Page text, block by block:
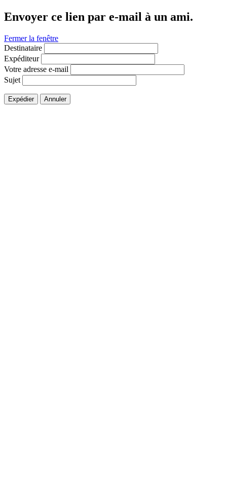
Envoyer ce lien par e-mail à un ami.
Fermer la fenêtre
Destinataire
Expéditeur
Votre adresse e-mail
Sujet
Expédier Annuler